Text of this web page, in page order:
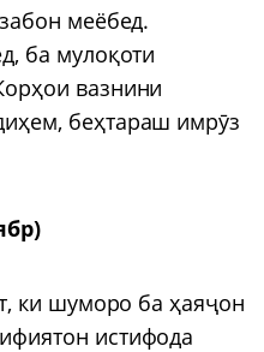
меёбед.
ба мулоқоти
вазнини
беҳтараш имрӯз
ки шуморо ба ҳаяҷон
истифода